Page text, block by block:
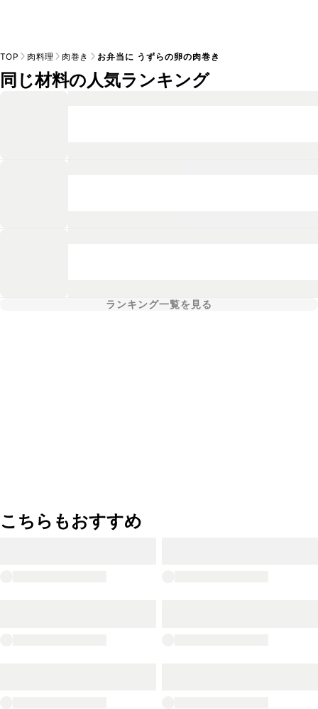
TOP 肉料理 肉巻き お弁当に うずらの卵の肉巻き
同じ材料の人気ランキング
ランキング一覧を見る
こちらもおすすめ